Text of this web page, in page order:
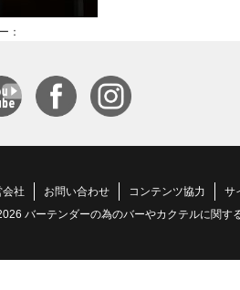
：
会社 お問い合わせ コンテンツ協力 サ
バーテンダーの為のバーやカクテルに関す